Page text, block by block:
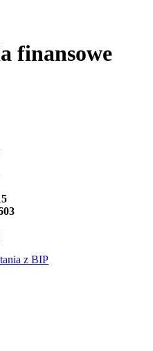
finansowe
z BIP